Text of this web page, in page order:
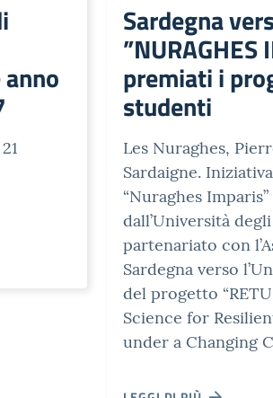
Sardegna
”NURAGHES
premiati i
studenti
Les Nuraghes,
Sardaigne.
“Nuraghes
dall’Università
partenariato con
Sardegna verso
del progetto
Science for
under a Changing